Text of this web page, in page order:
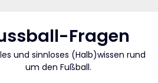
Fragen
und sinnloses (Halb)wissen rund
um den Fußball.